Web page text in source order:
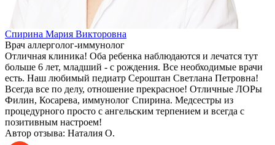
Спирина Мария Викторовна
Врач аллерголог-иммунолог
Отличная клиника! Оба ребенка наблюдаются и лечатся тут
больше 6 лет, младший - с рождения. Все необходимые врачи
есть. Наш любимый педиатр Сероштан Светлана Петровна!
Всегда все по делу, отношение прекрасное! Отличные ЛОРы
Филин, Косарева, иммунолог Спирина. Медсестры из
процедурного просто с ангельским терпением и всегда с
позитивным настроем!
Автор отзыва: Наталия О.